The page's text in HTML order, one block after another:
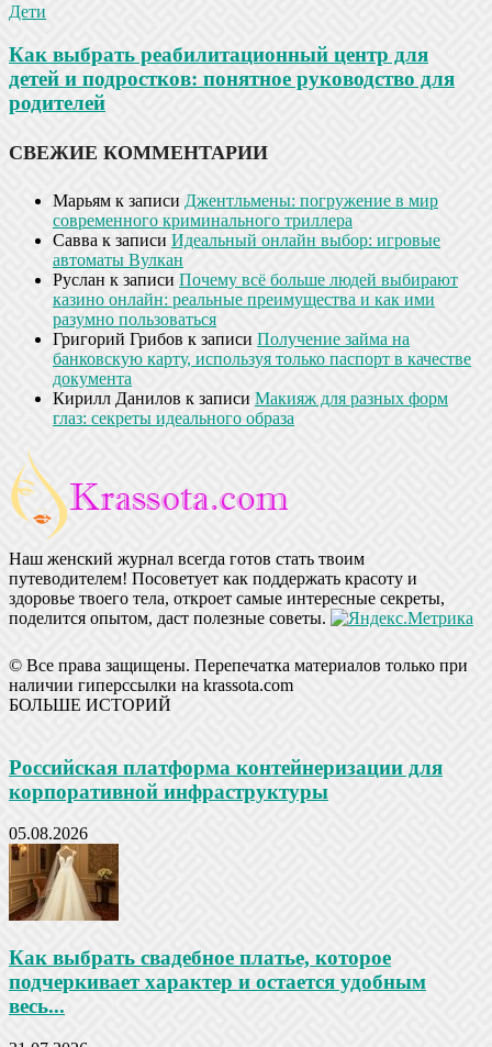
Дети
Как выбрать реабилитационный центр для
детей и подростков: понятное руководство для
родителей
СВЕЖИЕ КОММЕНТАРИИ
Марьям к записи Джентльмены: погружение в мир
современного криминального триллера
Савва к записи Идеальный онлайн выбор: игровые
автоматы Вулкан
Руслан к записи Почему всё больше людей выбирают
казино онлайн: реальные преимущества и как ими
разумно пользоваться
Григорий Грибов к записи Получение займа на
банковскую карту, используя только паспорт в качестве
документа
Кирилл Данилов к записи Макияж для разных форм
глаз: секреты идеального образа
Наш женский журнал всегда готов стать твоим
путеводителем! Посоветует как поддержать красоту и
здоровье твоего тела, откроет самые интересные секреты,
поделится опытом, даст полезные советы.
© Все права защищены. Перепечатка материалов только при
наличии гиперссылки на krassota.com
БОЛЬШЕ ИСТОРИЙ
Российская платформа контейнеризации для
корпоративной инфраструктуры
05.08.2026
Как выбрать свадебное платье, которое
подчеркивает характер и остается удобным
весь...